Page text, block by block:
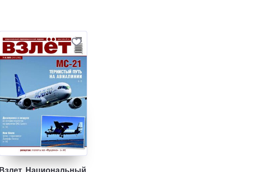
Взлет. Национальный